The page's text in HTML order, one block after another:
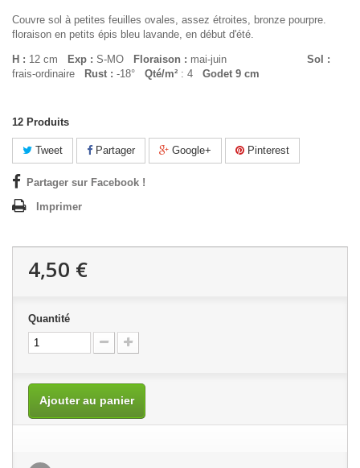
Couvre sol à petites feuilles ovales, assez étroites, bronze pourpre.
floraison en petits épis bleu lavande, en début d'été.
H : 12 cm Exp : S-MO Floraison : mai-juin Sol :
frais-ordinaire
Rust : -18° Qté/m² : 4 Godet 9 cm
12 Produits
Tweet Partager Google+ Pinterest
Partager sur Facebook !
Imprimer
4,50 €
Quantité
Ajouter au panier